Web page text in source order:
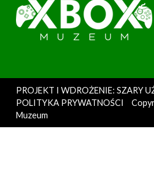
PROJEKT I WDROŻENIE: SZARY
POLITYKA PRYWATNOŚCI
Muzeum